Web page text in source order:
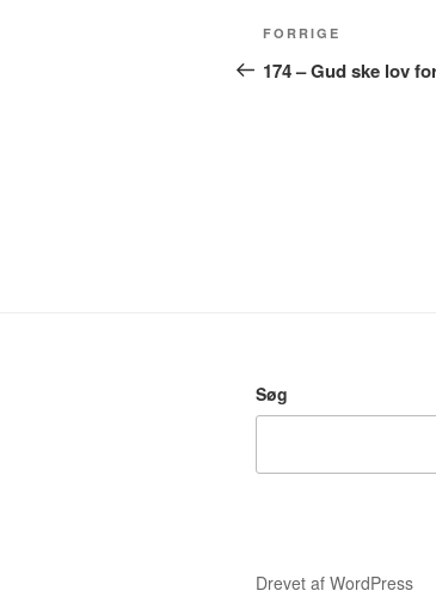
Forrige
indlæg
FORRIGE
174 – Gud ske lov
Søg
Drevet af WordPress